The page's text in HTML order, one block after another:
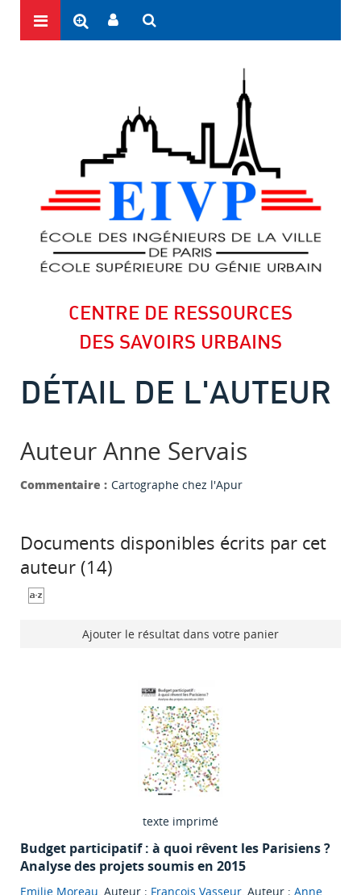
CENTRE DE RESSOURCES
DES SAVOIRS URBAINS
DÉTAIL DE L'AUTEUR
Auteur Anne Servais
Commentaire : Cartographe chez l'Apur
Documents disponibles écrits par cet
auteur (14)
Ajouter le résultat dans votre panier
texte imprimé
Budget participatif : à quoi rêvent les Parisiens ?
Analyse des projets soumis en 2015
Emilie Moreau, Auteur ; François Vasseur, Auteur ; Anne